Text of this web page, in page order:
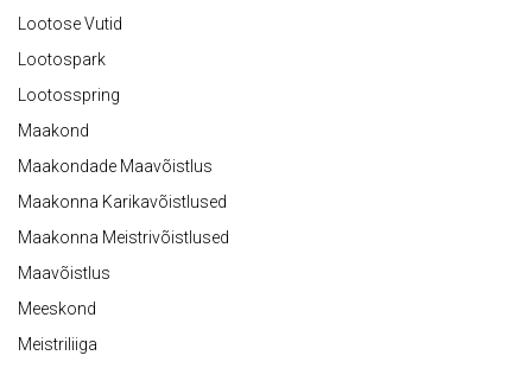
Lootose Vutid
Lootospark
Lootosspring
Maakond
Maakondade Maavõistlus
Maakonna Karikavõistlused
Maakonna Meistrivõistlused
Maavõistlus
Meeskond
Meistriliiga